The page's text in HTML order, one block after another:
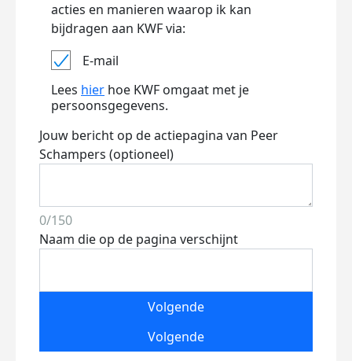
acties en manieren waarop ik kan
bijdragen aan KWF via:
E-mail
Lees hier hoe KWF omgaat met je
persoonsgegevens.
Jouw bericht op de actiepagina van Peer
Schampers (optioneel)
0/150
Naam die op de pagina verschijnt
Volgende
Volgende